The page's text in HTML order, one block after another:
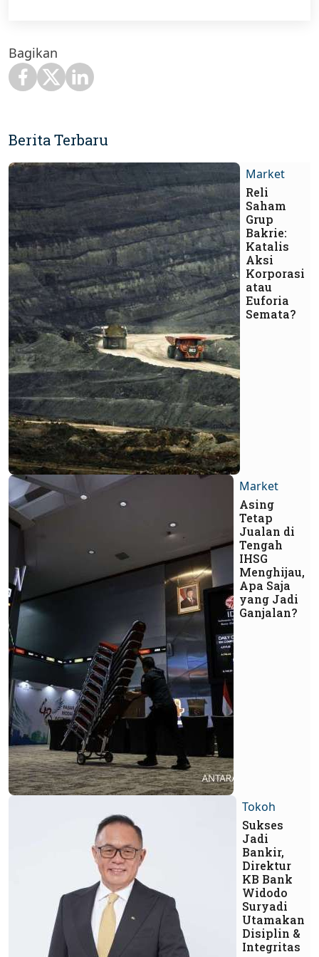
Bagikan
Berita Terbaru
Market
Reli
Saham
Grup
Bakrie:
Katalis
Aksi
Korporasi
atau
Euforia
Semata?
Market
Asing
Tetap
Jualan di
Tengah
IHSG
Menghijau,
Apa Saja
yang Jadi
Ganjalan?
Tokoh
Sukses
Jadi
Bankir,
Direktur
KB Bank
Widodo
Suryadi
Utamakan
Disiplin &
Integritas